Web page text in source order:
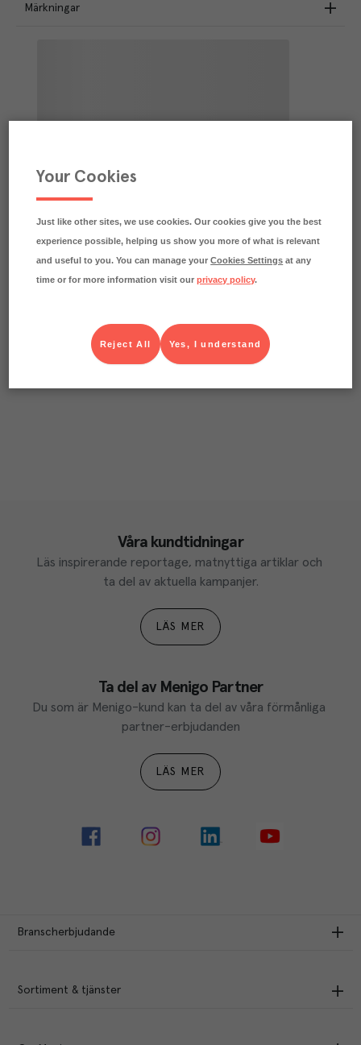
Märkningar
Våra kundtidningar
Läs inspirerande reportage, matnyttiga artiklar och
ta del av aktuella kampanjer.
LÄS MER
Ta del av Menigo Partner
Du som är Menigo-kund kan ta del av våra förmånliga
partner-erbjudanden
LÄS MER
Branscherbjudande
Sortiment & tjänster
Your Cookies
Just like other sites, we use cookies. Our cookies give you the best
experience possible, helping us show you more of what is relevant
and useful to you. You can manage yourCookies Settings at any
time or for more information visit ourprivacy policy.
Yes, I understand
Reject All